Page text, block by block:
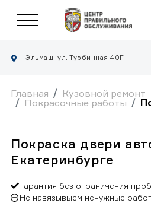
Эльмаш: ул. Турбинная 40Г
Главная
Кузовной ремонт
Покрасочные работы
Покраска двери
Екатеринбурге
Гарантия без ограничения
Не навязывыем ненужные